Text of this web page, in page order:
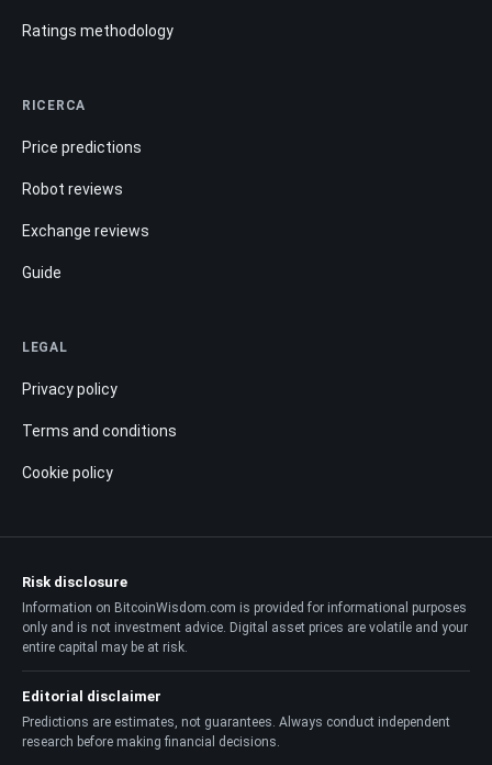
Ratings methodology
RICERCA
Price predictions
Robot reviews
Exchange reviews
Guide
LEGAL
Privacy policy
Terms and conditions
Cookie policy
Risk disclosure
Information on BitcoinWisdom.com is provided for informational purposes
only and is not investment advice. Digital asset prices are volatile and your
entire capital may be at risk.
Editorial disclaimer
Predictions are estimates, not guarantees. Always conduct independent
research before making financial decisions.